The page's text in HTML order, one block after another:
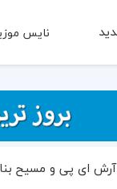
نایس
آرش ای پی و مسیح